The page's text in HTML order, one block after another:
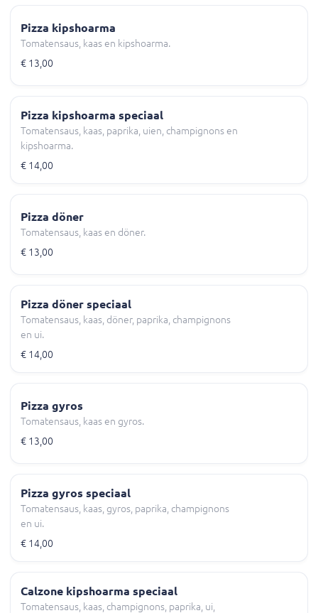
Pizza kipshoarma
Tomatensaus, kaas en kipshoarma.
€ 13,00
Pizza kipshoarma speciaal
Tomatensaus, kaas, paprika, uien, champignons en
kipshoarma.
€ 14,00
Pizza döner
Tomatensaus, kaas en döner.
€ 13,00
Pizza döner speciaal
Tomatensaus, kaas, döner, paprika, champignons
en ui.
€ 14,00
Pizza gyros
Tomatensaus, kaas en gyros.
€ 13,00
Pizza gyros speciaal
Tomatensaus, kaas, gyros, paprika, champignons
en ui.
€ 14,00
Calzone kipshoarma speciaal
Tomatensaus, kaas, champignons, paprika, ui,